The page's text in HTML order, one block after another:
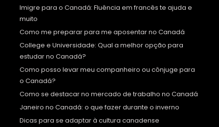
Imigre para o Canadá: Fluência em francês te ajuda e
muito
Como me preparar para me aposentar no Canadá
College e Universidade: Qual a melhor opção para
estudar no Canadá?
Como posso levar meu companheiro ou cônjuge para
o Canadá?
Como se destacar no mercado de trabalho no Canadá
Janeiro no Canadá: o que fazer durante o inverno
Dicas para se adaptar à cultura canadense